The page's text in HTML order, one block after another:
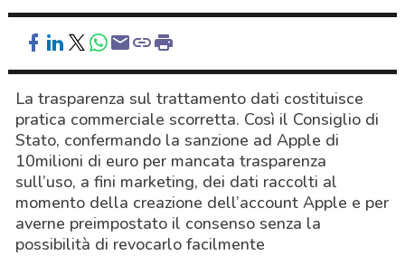
La trasparenza sul trattamento dati costituisce
pratica commerciale scorretta. Così il Consiglio di
Stato, confermando la sanzione ad Apple di
10milioni di euro per mancata trasparenza
sull’uso, a fini marketing, dei dati raccolti al
momento della creazione dell’account Apple e per
averne preimpostato il consenso senza la
possibilità di revocarlo facilmente